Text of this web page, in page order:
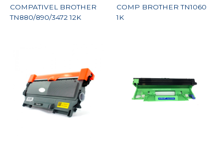
COMPATIVEL BROTHER
TN880/890/3472 12K
COMP BROTHER TN1060
1K